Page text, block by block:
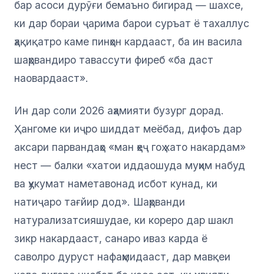
бар асоси дурӯғи бемаъно бигирад — шахсе,
ки дар бораи ҷарима барои суръат ё тахаллус
ҳақиқатро каме пинҳон кардааст, ба ин васила
шаҳрвандиро тавассути фиреб «ба даст
наовардааст».
Ин дар соли 2026 аҳамияти бузург дорад.
Ҳангоме ки иҷро шиддат меёбад, дифоъ дар
аксари парвандаҳо «ман ҳеҷ гоҳ хато накардам»
нест — балки «хатои иддаошуда муҳим набуд
ва ҳукумат наметавонад исбот кунад, ки
натиҷаро тағйир дод». Шаҳрванди
натурализатсияшудае, ки кореро дар шакл
зикр накардааст, санаро иваз карда ё
саволро дуруст нафаҳмидааст, дар мавқеи